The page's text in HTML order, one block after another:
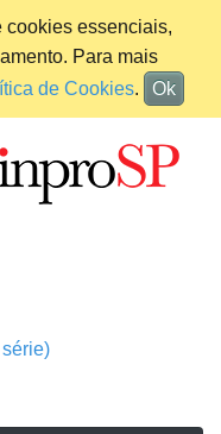
cookies essenciais,
Para mais
de Cookies. Ok